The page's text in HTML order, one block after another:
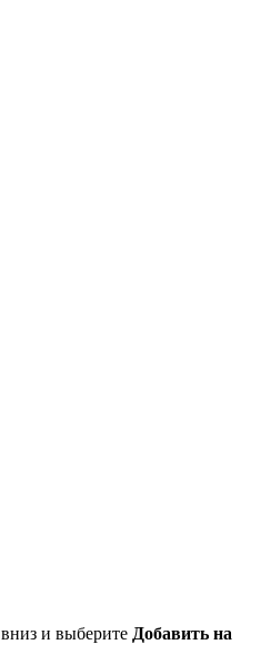
и выберите Добавить на